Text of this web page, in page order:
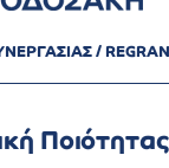
/
Ποιότητας